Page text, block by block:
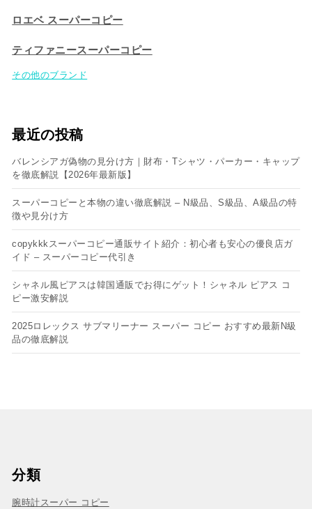
ロエベ スーパーコピー
ティファニースーパーコピー
その他のブランド
最近の投稿
バレンシアガ偽物の見分け方｜財布・Tシャツ・パーカー・キャップ
を徹底解説【2026年最新版】
スーパーコピーと本物の違い徹底解説 – N級品、S級品、A級品の特
徴や見分け方
copykkkスーパーコピー通販サイト紹介：初心者も安心の優良店ガ
イド – スーパーコピー代引き
シャネル風ピアスは韓国通販でお得にゲット！シャネル ピアス コ
ピー​激安解説
2025ロレックス サブマリーナー スーパー コピー おすすめ最新N級
品の徹底解説
分類
腕時計スーパー コピー